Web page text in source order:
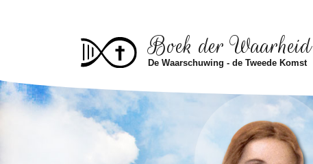
Boek der Waarheid
De Waarschuwing - de Tweede Komst